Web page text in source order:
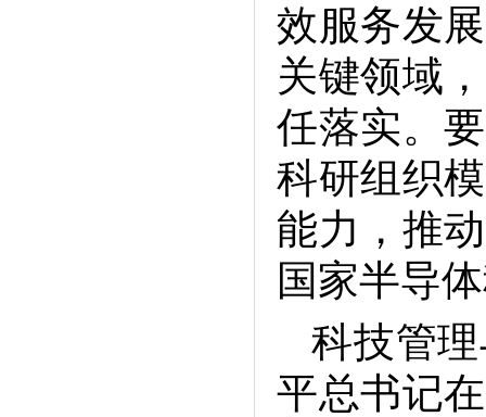
效服务发
关键领域
任落实。
科研组织
能力，推
国家半导
科技管
平总书记